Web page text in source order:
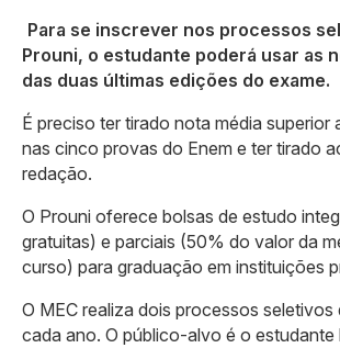
Para se inscrever nos processos
Prouni, o estudante poderá usar as
das duas últimas edições do exame.
É preciso ter tirado nota média superior
nas cinco provas do Enem e ter tirado
redação.
O Prouni oferece bolsas de estudo
gratuitas) e parciais (50% do valor da
curso) para graduação em instituições
O MEC realiza dois processos seletivos
cada ano. O público-alvo é o estudante